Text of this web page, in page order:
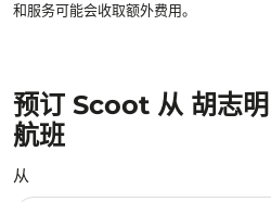
和服务可能会收取额外费用。
预订 Scoot 从 胡志
航班
从